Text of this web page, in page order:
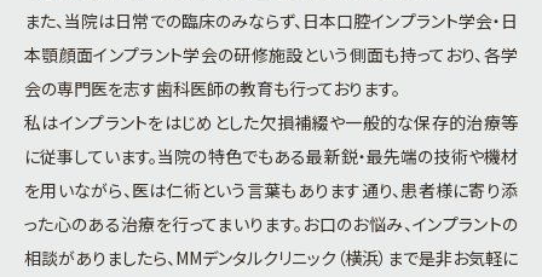
また、当院は日常での臨床のみならず、日本口腔インプラント学会・日
本顎顔面インプラント学会の研修施設という側面も持っており、各学
会の専門医を志す歯科医師の教育も行っております。
私はインプラントをはじめとした欠損補綴や一般的な保存的治療等
に従事しています。当院の特色でもある最新鋭・最先端の技術や機材
を用いながら、医は仁術という言葉もあります通り、患者様に寄り添
った心のある治療を行ってまいります。お口のお悩み、インプラントの
相談がありましたら、MMデンタルクリニック（横浜）まで是非お気軽に